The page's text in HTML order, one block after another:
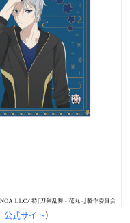
公式サイト）